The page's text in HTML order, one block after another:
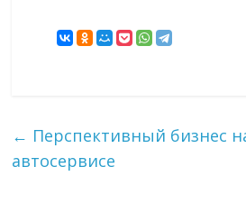
← Перспективный бизнес
автосервисе